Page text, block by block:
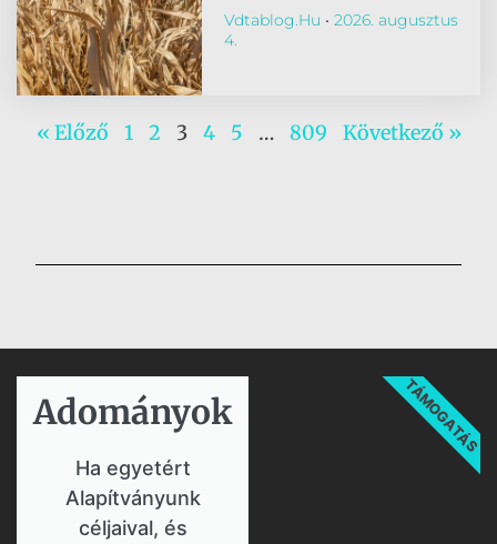
Vdtablog.hu
2026. augusztus
4.
« Előző 1 2 3 4 5 … 809 Következő »
Adományok​
Ha egyetért
Alapítványunk
céljaival, és
TÁMOGATÁS